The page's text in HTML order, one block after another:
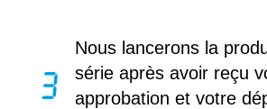
Nous lancerons la
série après avoir reçu
approbation et votre